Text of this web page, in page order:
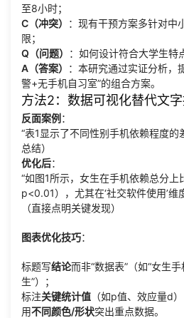
至8小时；
C（冲突）
：现有干预方案多针对中
限；
Q（问题）
：如何设计符合大学生特
A（答案）
：本研究通过实证分析，
警+无手机自习室”的组合方案。
方法2：数据可视化替代文
反面案例 ：
“表1显示了不同性别手机依赖程度的
总结）
优化后：
“如图1所示，女生在手机依赖总分
p<0.01），尤其在‘社交软件使用’
（直接点明关键发现）
图表优化技巧：
标题写结论而非“数据表”（如“女生
生”）；
标注关键统计值 （如p值、效应量d）
用不同颜色/形状突出重点数据。